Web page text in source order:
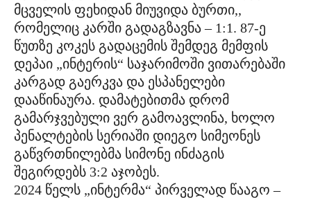
მცველის ფეხიდან მიუვიდა ბურთი,,
რომელიც კარში გადაგზავნა – 1:1. 87-ე
წუთზე კოკეს გადაცემის შემდეგ მემფის
დეპაი „ინტერის“ საჯარიმოში ვითარებაში
კარგად გაერკვა და ესპანელები
დააწინაურა. დამატებითმა დრომ
გამარჯვებული ვერ გამოავლინა, ხოლო
პენალტების სერიაში დიეგო სიმეონეს
გაწვრთნილებმა სიმონე ინძაგის
შეგირდებს 3:2 აჯობეს.
2024 წელს „ინტერმა“ პირველად წააგო –